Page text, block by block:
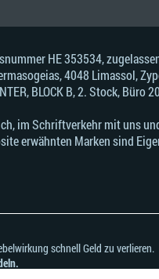
HE 353534,
4048 Limassol,
BLOCK В, 2. Stock, Büro
im Schriftverkehr mit uns
erwähnten Marken sind
schnell Geld zu verlieren.